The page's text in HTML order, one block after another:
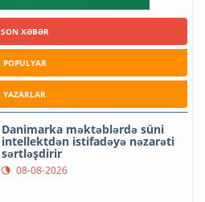
SON XƏBƏR
POPULYAR
YAZARLAR
Danimarka məktəblərdə süni
intellektdən istifadəyə nəzarəti
sərtləşdirir
08-08-2026